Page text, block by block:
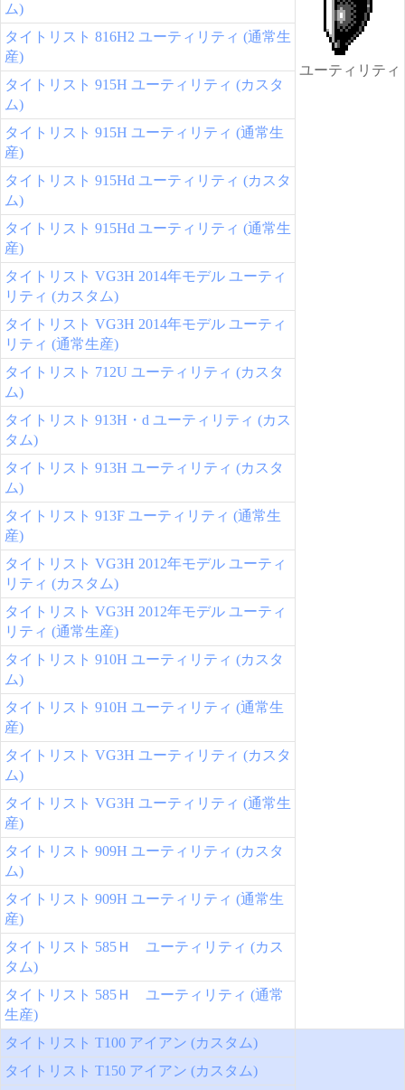
ユーティリティ
ム)
タイトリスト 816H2 ユーティリティ (通常生
産)
タイトリスト 915H ユーティリティ (カスタ
ム)
タイトリスト 915H ユーティリティ (通常生
産)
タイトリスト 915Hd ユーティリティ (カスタ
ム)
タイトリスト 915Hd ユーティリティ (通常生
産)
タイトリスト VG3H 2014年モデル ユーティ
リティ (カスタム)
タイトリスト VG3H 2014年モデル ユーティ
リティ (通常生産)
タイトリスト 712U ユーティリティ (カスタ
ム)
タイトリスト 913H・d ユーティリティ (カス
タム)
タイトリスト 913H ユーティリティ (カスタ
ム)
タイトリスト 913F ユーティリティ (通常生
産)
タイトリスト VG3H 2012年モデル ユーティ
リティ (カスタム)
タイトリスト VG3H 2012年モデル ユーティ
リティ (通常生産)
タイトリスト 910H ユーティリティ (カスタ
ム)
タイトリスト 910H ユーティリティ (通常生
産)
タイトリスト VG3H ユーティリティ (カスタ
ム)
タイトリスト VG3H ユーティリティ (通常生
産)
タイトリスト 909H ユーティリティ (カスタ
ム)
タイトリスト 909H ユーティリティ (通常生
産)
タイトリスト 585Ｈ ユーティリティ (カス
タム)
タイトリスト 585Ｈ ユーティリティ (通常
生産)
タイトリスト T100 アイアン (カスタム)
タイトリスト T150 アイアン (カスタム)